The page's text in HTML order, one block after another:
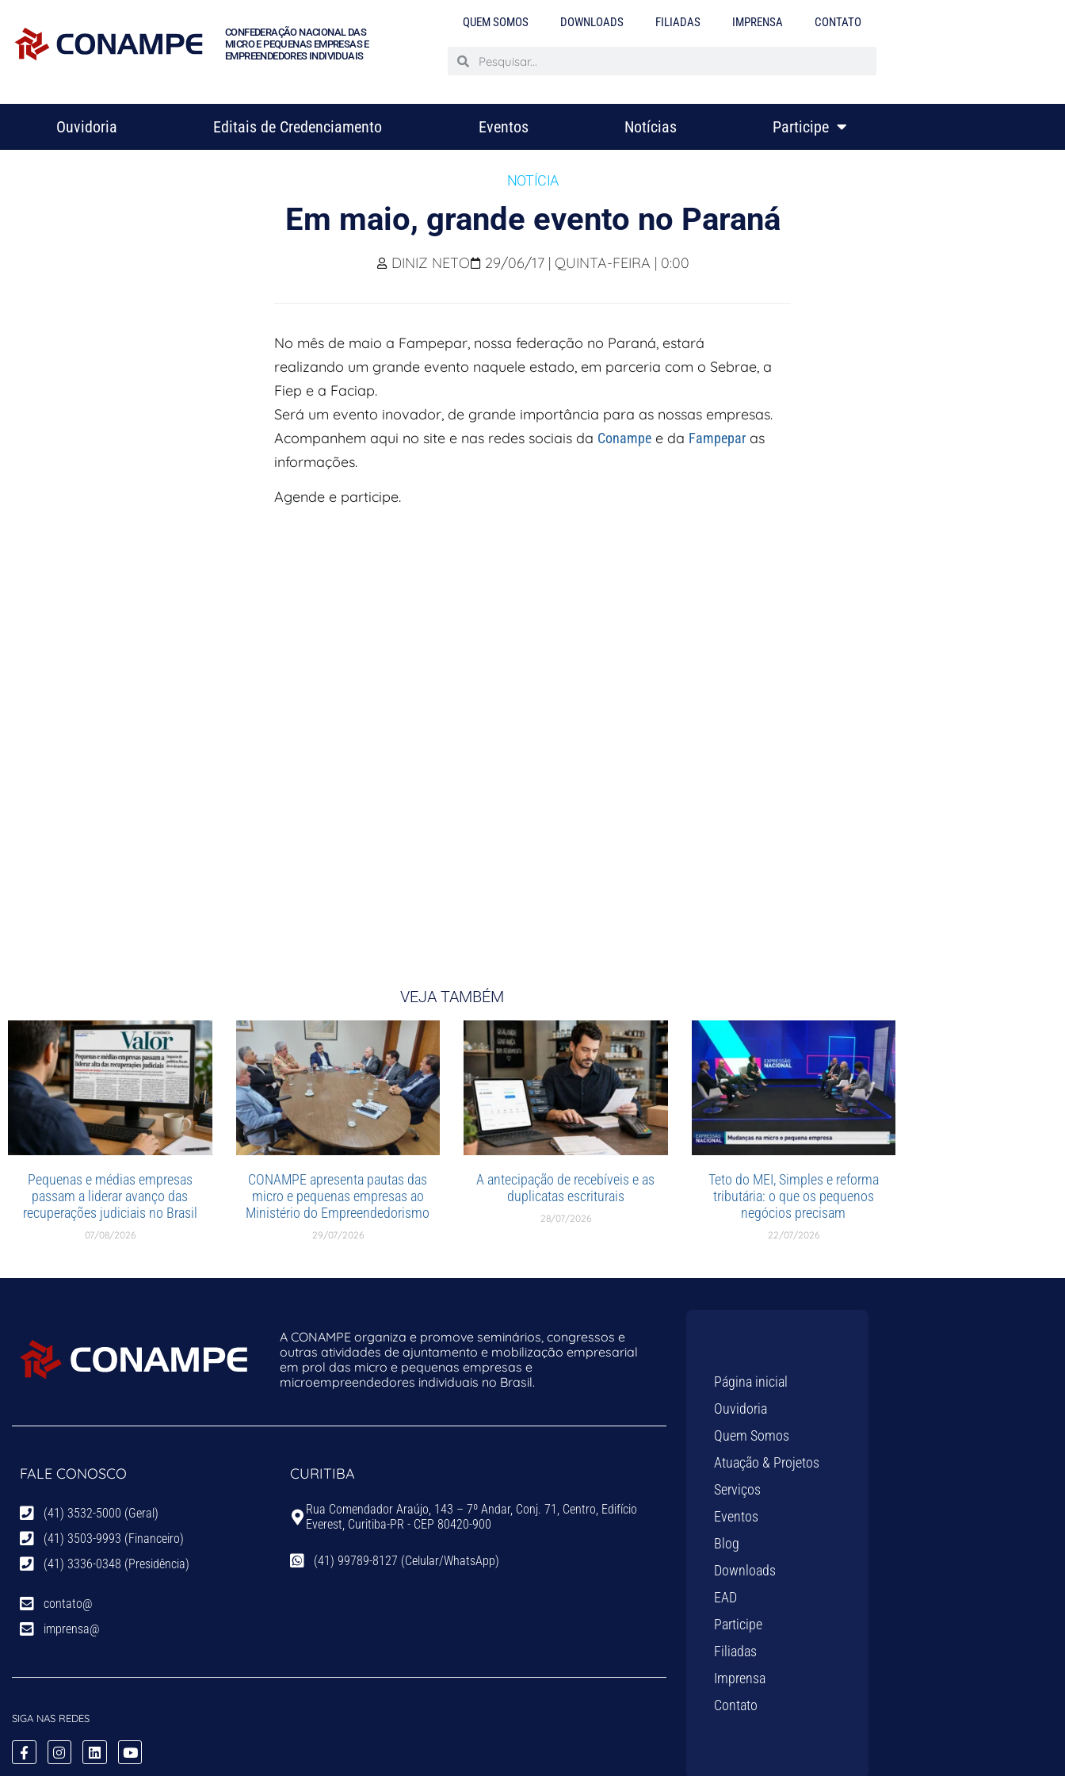
CONFEDERAÇÃO NACIONAL DAS
MICRO E PEQUENAS EMPRESAS E
EMPREENDEDORES INDIVIDUAIS
QUEM SOMOS DOWNLOADS FILIADAS IMPRENSA CONTATO
Ouvidoria Editais de Credenciamento Eventos Notícias Participe
NOTÍCIA
Em maio, grande evento no Paraná
DINIZ NETO 29/06/17 | QUINTA-FEIRA | 0:00
No mês de maio a Fampepar, nossa federação no Paraná, estará
realizando um grande evento naquele estado, em parceria com o Sebrae, a
Fiep e a Faciap.
Será um evento inovador, de grande importância para as nossas empresas.
Acompanhem aqui no site e nas redes sociais da Conampe e da Fampepar as
informações.
Agende e participe.
VEJA TAMBÉM
Pequenas e médias empresas
passam a liderar avanço das
recuperações judiciais no Brasil
07/08/2026
CONAMPE apresenta pautas das
micro e pequenas empresas ao
Ministério do Empreendedorismo
29/07/2026
A antecipação de recebíveis e as
duplicatas escriturais
28/07/2026
Teto do MEI, Simples e reforma
tributária: o que os pequenos
negócios precisam
22/07/2026
A CONAMPE organiza e promove seminários, congressos e
outras atividades de ajuntamento e mobilização empresarial
em prol das micro e pequenas empresas e
microempreendedores individuais no Brasil.
FALE CONOSCO
(41) 3532-5000 (Geral)
(41) 3503-9993 (Financeiro)
(41) 3336-0348 (Presidência)
contato@
imprensa@
CURITIBA
Rua Comendador Araújo, 143 – 7º Andar, Conj. 71, Centro, Edifício
Everest, Curitiba-PR - CEP 80420-900
(41) 99789-8127 (Celular/WhatsApp)
SIGA NAS REDES
Página inicial
Ouvidoria
Quem Somos
Atuação & Projetos
Serviços
Eventos
Blog
Downloads
EAD
Participe
Filiadas
Imprensa
Contato